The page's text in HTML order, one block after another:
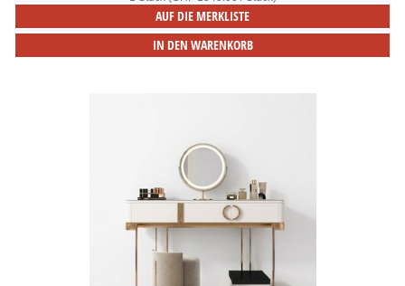
AUF DIE MERKLISTE
IN DEN WARENKORB